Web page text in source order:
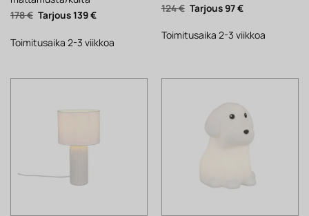
178€ Alkuperäinen
hinta
178 €.
139€Nykyinen
139 €.
Toimitusaika 2-3 viikkoa
124€ Alkuperäinen
hinta
124 €.
97€Nykyinen
97 €.
Toimitusaika 2-3 viikkoa